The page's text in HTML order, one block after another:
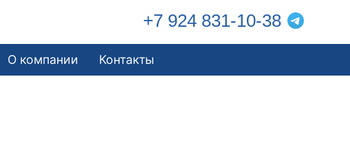
+7 924 831-10-38
О компании Контакты